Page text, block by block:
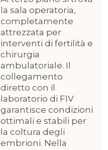
la sala operatoria,
completamente
attrezzata per
interventi di fertilità e
chirurgia
ambulatoriale. Il
collegamento
diretto con il
laboratorio di FIV
garantisce condizioni
ottimali e stabili per
la coltura degli
embrioni. Nella